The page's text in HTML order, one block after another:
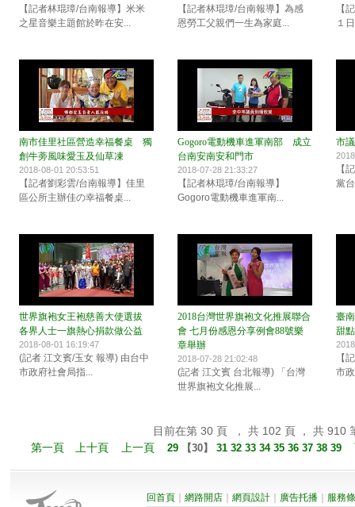
【記者林琨璋/台南報導】米米
之星音樂主題館於昨在安...
【記者林琨璋/台南報導】為感
恩勞工父親們一生為家庭...
【
１
南市佳里社區營造幸福餐桌 獨
創牛蒡風味愛玉及仙草凍
2018-08-01 20:53:51
【記者劉彩雲/台南報導】佳里
區公所主辦佳の幸福餐桌...
Gogoro電動機車進軍南部 成立
台南安南安和門市
2018-07-28 21:33:27
【記者林琨璋/台南報導】
Gogoro電動機車進軍南...
市
【
黨
世界旗袍女王袍慈善大使選拔
各界人士一旗熱心捐款做公益
2018-08-01 16:19:47
(記者 江文賓/玉女 報導) 由台中
市政府社會局指...
2018台灣世界旗袍文化推展聯合
會 七月份感恩分享例會88號樂
章舉辦
2018-07-28 21:02:48
(記者 江文賓 台北報導) 「台灣
世界旗袍文化推展...
臺
甜
【
市
目前在第 30 頁 ， 共 102 頁 ， 共 910
第一頁
上十頁 上一頁 29 【30】 31 32 33 34 35 36 37 38 39
回首頁 網路開店 網頁設計 廣告托播 服務